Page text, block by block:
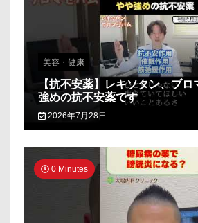
美容・健康
【抗不安薬】レキソタン、ブロ
強めの抗不安薬です
2026年7月28日
0 Minutes